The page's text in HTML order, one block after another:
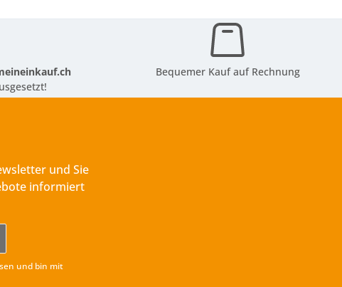
Bequemer Kauf auf Rechnung
und Sie
informiert
und bin mit